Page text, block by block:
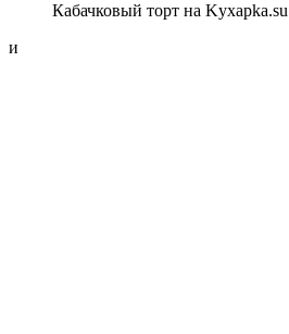
Кабачковый торт на Kyxapka.su
и